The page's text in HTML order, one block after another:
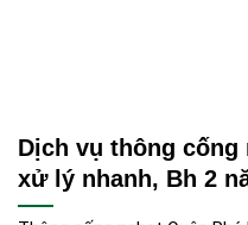
Dịch vụ thông cống
xử lý nhanh, Bh 2